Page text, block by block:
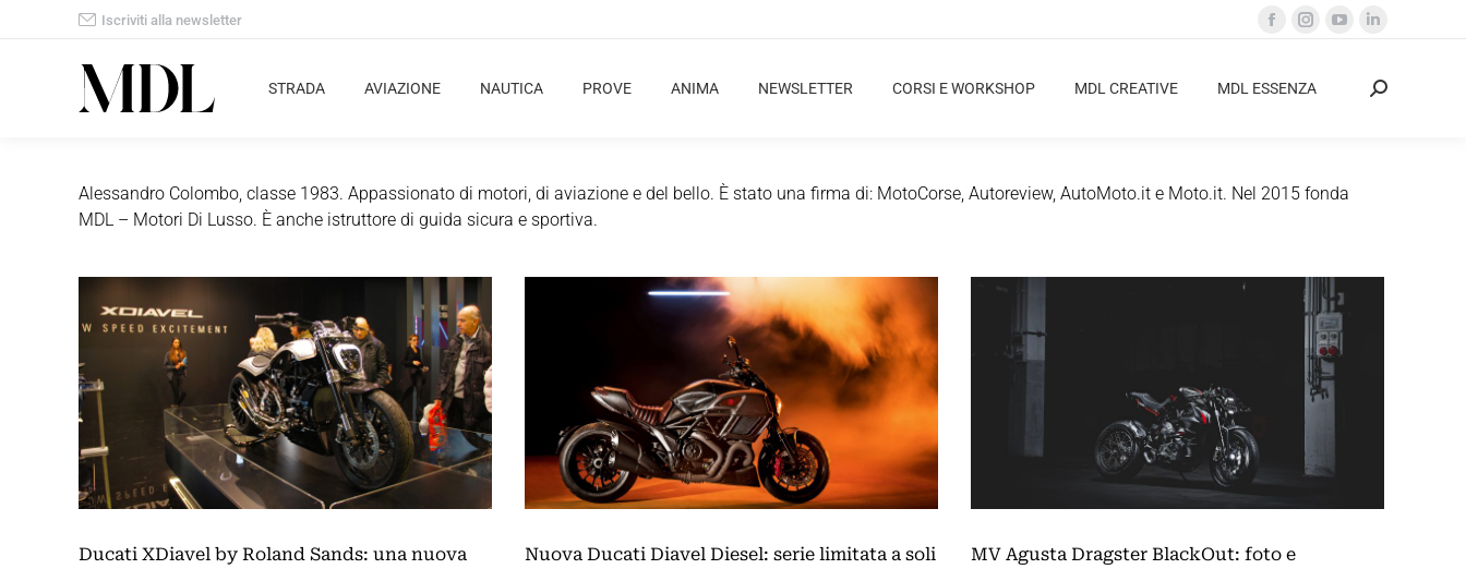
Iscriviti alla newsletter
Facebook
opens
Instagram
opens
YouTube
opens
Linkedin
opens
STRADA AVIAZIONE NAUTICA PROVE ANIMA NEWSLETTER CORSI E WORKSHOP MDL CREATIVE MDL ESSENZA Cerca:
Alessandro Colombo, classe 1983. Appassionato di motori, di aviazione e del bello. È stato una firma di: MotoCorse, Autoreview, AutoMoto.it e Moto.it. Nel 2015 fonda
MDL – Motori Di Lusso. È anche istruttore di guida sicura e sportiva.
Ducati XDiavel by Roland Sands: una nuova
Nuova Ducati Diavel Diesel: serie limitata a soli
MV Agusta Dragster BlackOut: foto e